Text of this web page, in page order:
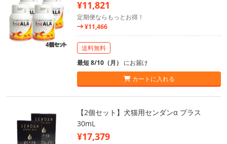
¥11,821
定期便ならもっとお得！
¥11,466
送料無料
最短 8/10（月） にお届け
カートに入れる
【2個セット】犬猫用センダンα プラス
30mL
¥17,379